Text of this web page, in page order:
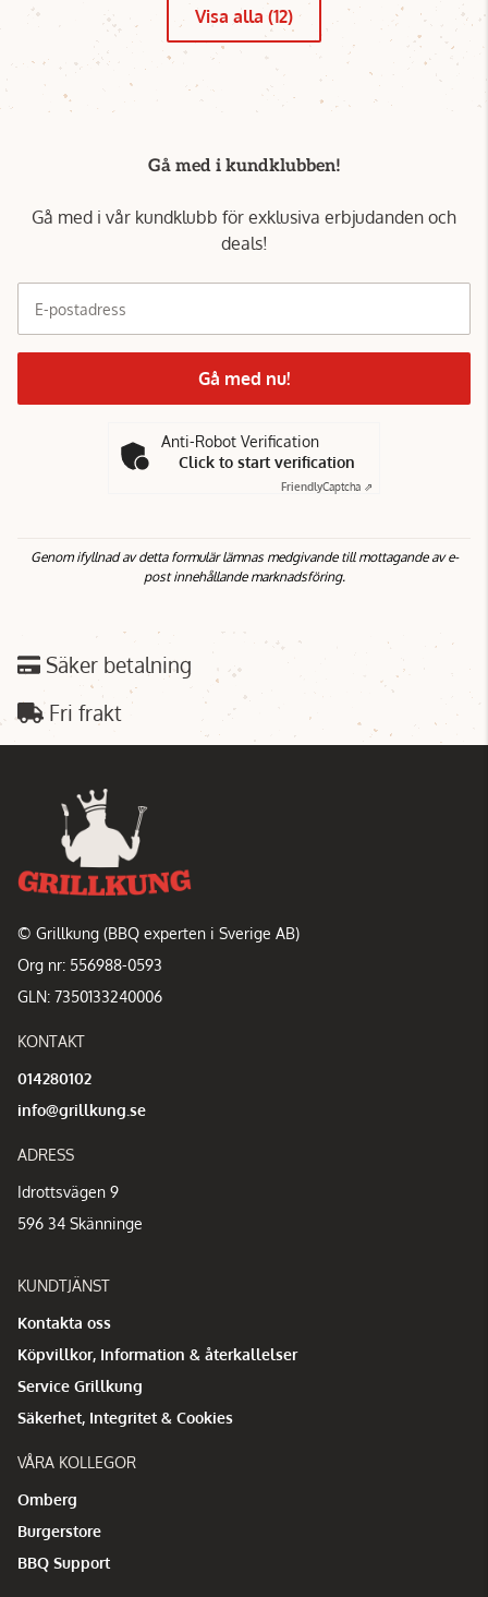
Visa alla (12)
Gå med i kundklubben!
Gå med i vår kundklubb för exklusiva erbjudanden och
deals!
E-postadress
Gå med nu!
Anti-Robot Verification
Click to start verification
FriendlyCaptcha ⇗
Genom ifyllnad av detta formulär lämnas medgivande till mottagande av e-
post innehållande marknadsföring.
Säker betalning
Fri frakt
© Grillkung (BBQ experten i Sverige AB)
Org nr: 556988-0593
GLN: 7350133240006
KONTAKT
014280102
info@grillkung.se
ADRESS
Idrottsvägen 9
596 34 Skänninge
KUNDTJÄNST
Kontakta oss
Köpvillkor, Information & återkallelser
Service Grillkung
Säkerhet, Integritet & Cookies
VÅRA KOLLEGOR
Omberg
Burgerstore
BBQ Support